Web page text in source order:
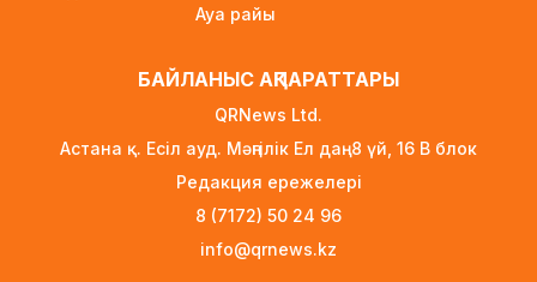
Білім гранттарының иегерлері 7 тамызда
Тоқаев «Бәйтерек» холдингінің басшысына
баспананың қолжетімділігін арттыруды
Ауа райы
БАЙЛАНЫС АҚПАРАТТАРЫ
QRNews Ltd.
Астана қ. Есіл ауд. Мәңгілік Ел даң. 8 үй, 16 B блок
Редакция ережелері
8 (7172) 50 24 96
info@qrnews.kz